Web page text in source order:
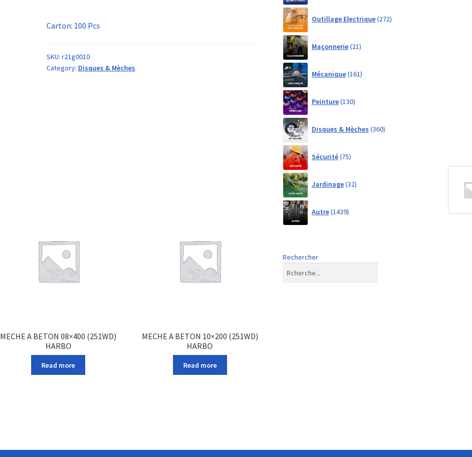
Carton: 100 Pcs
SKU:r21g0010
Category: Disques & Mèches
MECHE A BETON 08×400 (251WD)
HARBO
Read more
MECHE A BETON 10×200 (251WD)
HARBO
Read more
Outillage Electrique 272products
Maçonnerie 21products
Mécanique 161products
Peinture 130products
Disques & Mèches 360products
Sécurité 75products
Jardinage 32products
Autre 1439products
Rechercher